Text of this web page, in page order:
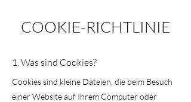
COOKIE-RICHTLINIE
1. Was sind Cookies?
Cookies sind kleine Dateien, die beim Besuch
einer Website auf Ihrem Computer oder